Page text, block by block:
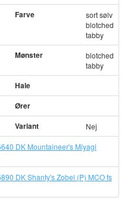
Farve
sort sølv
blotched
tabby
Mønster
blotched
tabby
Hale
Ører
Variant Nej
DK Mountaineer's Miyagi
DK Shanty's Zobel (P) MCO fs